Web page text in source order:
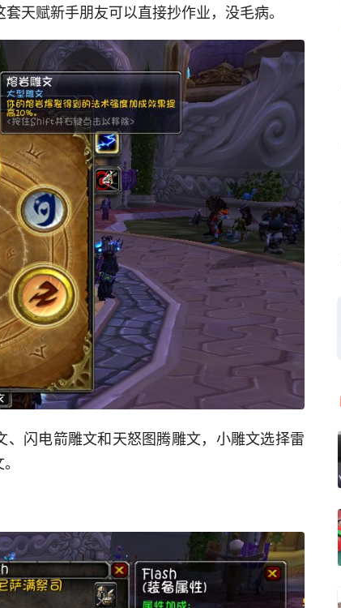
天赋新手朋友可以直接抄作业，没毛病。
闪电箭雕文和天怒图腾雕文，小雕文选择雷